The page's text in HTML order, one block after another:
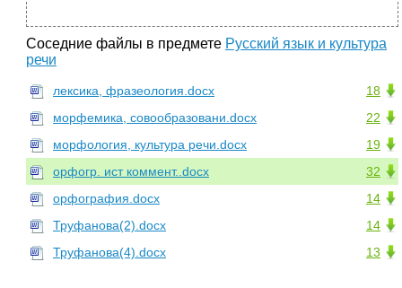
Соседние файлы в предмете Русский язык и культура
речи
18
лексика, фразеология.docx
22
морфемика, совообразовани.docx
19
морфология, культура речи.docx
32
орфогр. ист коммент..docx
14
орфография.docx
14
Труфанова(2).docx
13
Труфанова(4).docx